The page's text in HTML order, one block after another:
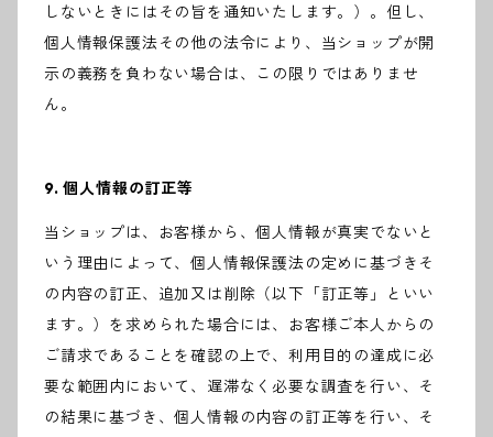
しないときにはその旨を通知いたします。）。但し、
個人情報保護法その他の法令により、当ショップが開
示の義務を負わない場合は、この限りではありませ
ん。
9. 個人情報の訂正等
当ショップは、お客様から、個人情報が真実でないと
いう理由によって、個人情報保護法の定めに基づきそ
の内容の訂正、追加又は削除（以下「訂正等」といい
ます。）を求められた場合には、お客様ご本人からの
ご請求であることを確認の上で、利用目的の達成に必
要な範囲内において、遅滞なく必要な調査を行い、そ
の結果に基づき、個人情報の内容の訂正等を行い、そ